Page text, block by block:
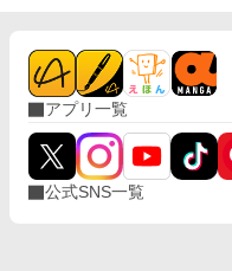
アプリ一覧
公式SNS一覧